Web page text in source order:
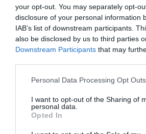
your opt-out. You may separately opt-
disclosure of your personal information
IAB’s list of downstream participants.
also be disclosed by us to third parties
Downstream Participants that may
Personal Data Processing Opt Outs
I want to opt-out of the Sharing of
personal data.
Opted In
meghívott szakértők vitatják
értékalapú ingatlanfejlesztés
fenntartható építészet
kihívásait és lehetőségeit. A
kapcsolódóan hazai és
jógyakorlatokat, valamint
egyetem témához
diplomamunkáit is bemutatják.